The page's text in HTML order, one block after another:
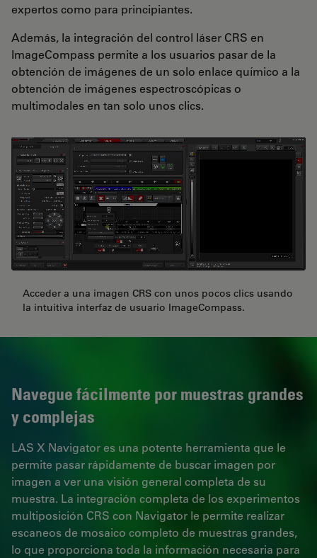
expertos como para principiantes.
Además, la integración del control láser CRS en
ImageCompass permite a los usuarios pasar de la
obtención de imágenes de un solo enlace químico a la
obtención de imágenes espectroscópicas o
multimodales en tan solo unos clics.
Acceder a una imagen CRS con unos pocos clics usando
la intuitiva interfaz de usuario ImageCompass.
Navegue fácilmente por muestras grandes
y complejas
LAS X Navigator es una potente herramienta que le
permite pasar rápidamente de buscar imagen por
imagen a ver una visión general completa de su
muestra. La integración completa de los experimentos
multiposición CRS con Navigator le permite realizar
escaneos de mosaico completo de muestras grandes,
lo que proporciona toda la información necesaria para